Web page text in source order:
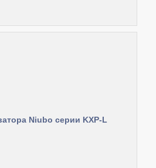
Niubo серии KXP-L